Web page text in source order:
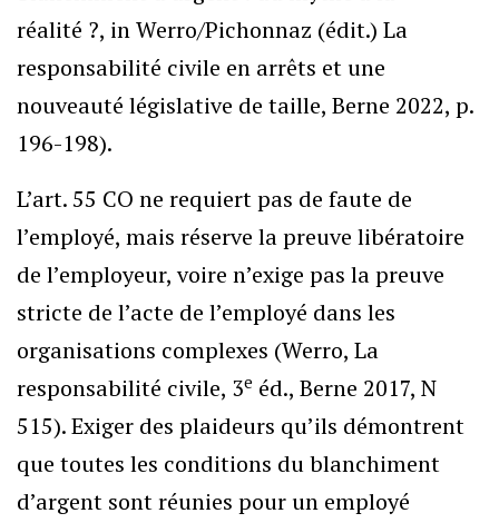
réalité ?, in Werro/Pichonnaz (édit.) La
responsabilité civile en arrêts et une
nouveauté législative de taille, Berne 2022, p.
196-198).
L’art. 55 CO ne requiert pas de faute de
l’employé, mais réserve la preuve libératoire
de l’employeur, voire n’exige pas la preuve
stricte de l’acte de l’employé dans les
organisations complexes (Werro, La
responsabilité civile, 3e éd., Berne 2017, N
515). Exiger des plaideurs qu’ils démontrent
que toutes les conditions du blanchiment
d’argent sont réunies pour un employé